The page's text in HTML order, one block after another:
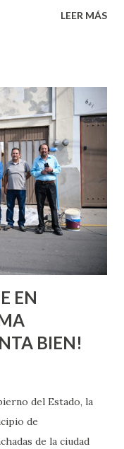
El problema es
saber. Pero incluso
no son expertos
nuevo que
Si eres una
tal vez
puedas esperar para
persona con
ambas partes
LEER MÁS
EN
BIEN!
del Estado, la
de
de la ciudad